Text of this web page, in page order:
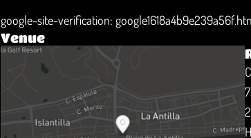
google-site-verification:
Venue
7